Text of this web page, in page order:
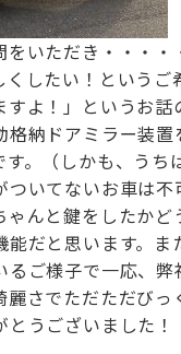
をいただき・・・・
したい！というご
よ！」 というお話
格納ドアミラー装置
。（しかも、うち
いてないお車は不
んと鍵をしたかど
だと思います。 ま
るご様子で一応、弊
麗さでただただび
うございました！